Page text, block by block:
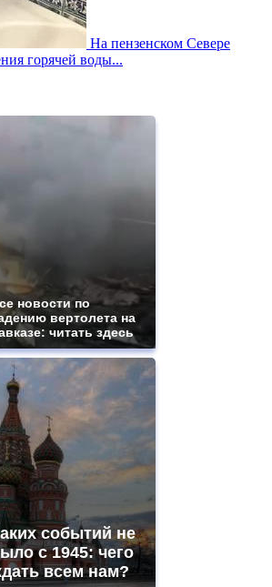
На пензенском Севере
горячей воды...
новости по
вертолета на
читать здесь
событий не
с 1945: чего
всем нам?